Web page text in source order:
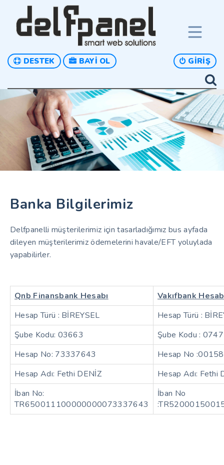
DESTEK BAYI OL GIRIŞ
Banka Bilgilerimiz
Delfpanelli müşterilerimiz için tasarladığımız bus ayfada
dileyen müşterilerimiz ödemelerini havale/EFT yoluylada
yapabilirler.
Qnb Finansbank Hesabı
Vakıfbank
Hesap Türü : BİREYSEL
Hesap Türü :
Şube Kodu: 03663
Şube Kodu : 0747
Hesap No: 73337643
Hesap No
Hesap Adı: Fethi DENİZ
Hesap Adı: Fethi
İban No:
TR650011100000000073337643
İban No